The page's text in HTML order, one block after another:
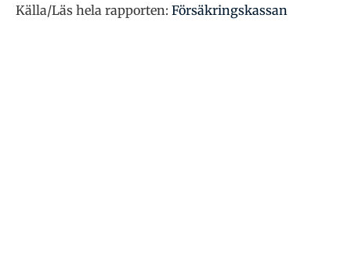
Källa/Läs hela rapporten: Försäkringskassan